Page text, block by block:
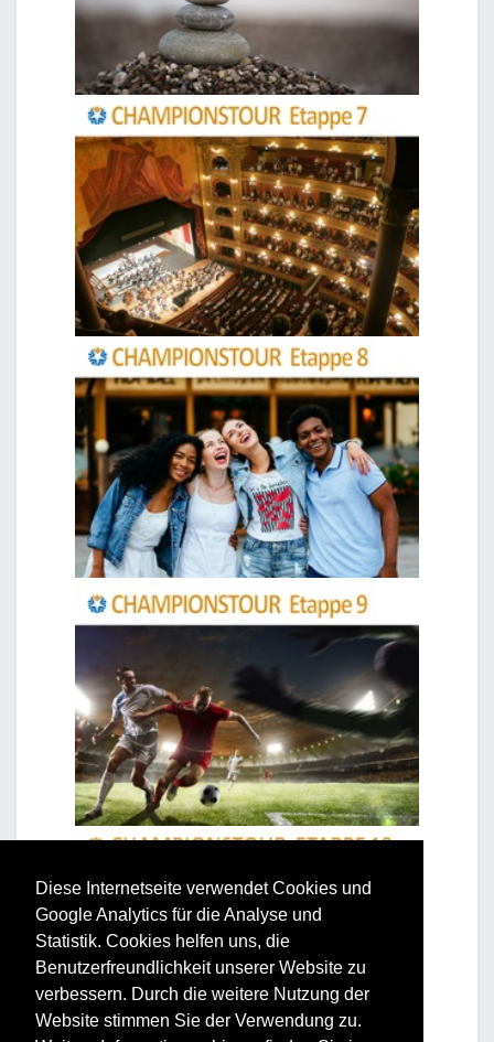
Diese Internetseite verwendet Cookies und
Google Analytics für die Analyse und
Statistik. Cookies helfen uns, die
Benutzerfreundlichkeit unserer Website zu
verbessern. Durch die weitere Nutzung der
Website stimmen Sie der Verwendung zu.